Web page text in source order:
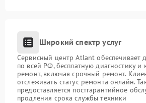
Широкий спектр услуг
Сервисный центр Atlant обеспечивает
по всей РФ, бесплатную диагностику и
ремонт, включая срочный ремонт.
отслеживать статус ремонта онлайн.
предоставляется постгарантийное
продления срока службы техники